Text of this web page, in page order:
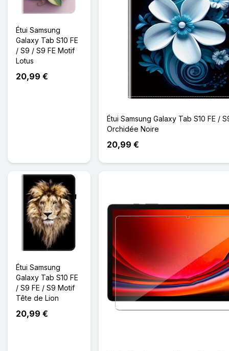
Étui Samsung
Galaxy Tab S10 FE
/ S9 / S9 FE Motif
Lotus
20,99 €
Étui Samsung Galaxy Tab S10 FE /
Orchidée Noire
20,99 €
Étui Samsung
Galaxy Tab S10 FE
/ S9 FE / S9 Motif
Tête de Lion
20,99 €